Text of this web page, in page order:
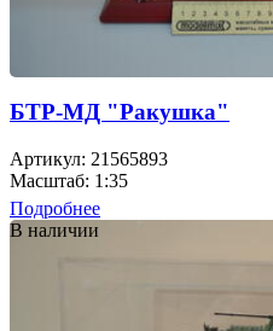
БТР-МД "Ракушка"
Артикул: 21565893
Масштаб: 1:35
Подробнее
В наличии